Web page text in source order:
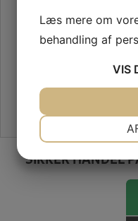
SIKKER HANDEL
Læs mere om
behandling af
VIS